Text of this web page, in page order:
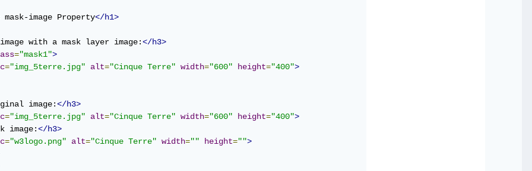
mask-image Property</h1>
with a mask layer image:</h3>
="mask1">
="img_5terre.jpg" alt="Cinque Terre" width="600" height="400">
image:</h3>
="img_5terre.jpg" alt="Cinque Terre" width="600" height="400">
image:</h3>
="w3logo.png" alt="Cinque Terre" width="" height="">